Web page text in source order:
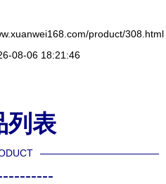
product/308.html
08-06 18:21:46
列表